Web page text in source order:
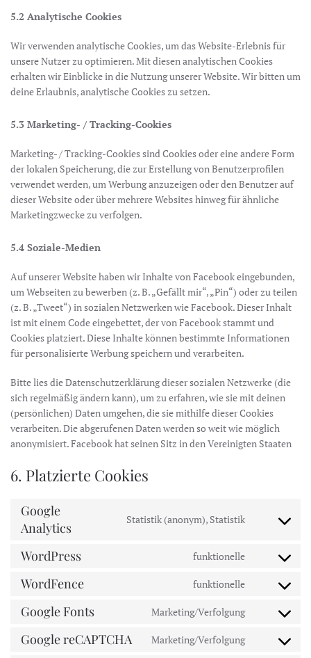
5.2 Analytische Cookies
Wir verwenden analytische Cookies, um das Website-Erlebnis für
unsere Nutzer zu optimieren. Mit diesen analytischen Cookies
erhalten wir Einblicke in die Nutzung unserer Website. Wir bitten um
deine Erlaubnis, analytische Cookies zu setzen.
5.3 Marketing- / Tracking-Cookies
Marketing- / Tracking-Cookies sind Cookies oder eine andere Form
der lokalen Speicherung, die zur Erstellung von Benutzerprofilen
verwendet werden, um Werbung anzuzeigen oder den Benutzer auf
dieser Website oder über mehrere Websites hinweg für ähnliche
Marketingzwecke zu verfolgen.
5.4 Soziale-Medien
Auf unserer Website haben wir Inhalte von Facebook eingebunden,
um Webseiten zu bewerben (z. B. „Gefällt mir“, „Pin“) oder zu teilen
(z. B. „Tweet“) in sozialen Netzwerken wie Facebook. Dieser Inhalt
ist mit einem Code eingebettet, der von Facebook stammt und
Cookies platziert. Diese Inhalte können bestimmte Informationen
für personalisierte Werbung speichern und verarbeiten.
Bitte lies die Datenschutzerklärung dieser sozialen Netzwerke (die
sich regelmäßig ändern kann), um zu erfahren, wie sie mit deinen
(persönlichen) Daten umgehen, die sie mithilfe dieser Cookies
verarbeiten. Die abgerufenen Daten werden so weit wie möglich
anonymisiert. Facebook hat seinen Sitz in den Vereinigten Staaten
6. Platzierte Cookies
Google
Analytics
Statistik (anonym), Statistik
Consent
service
analytics
WordPress funktionelle
Consent
service
wordpress
WordFence funktionelle
Consent
service
wordfence
Google Fonts Marketing/Verfolgung
Consent
service
Google reCAPTCHA Marketing/Verfolgung
Consent